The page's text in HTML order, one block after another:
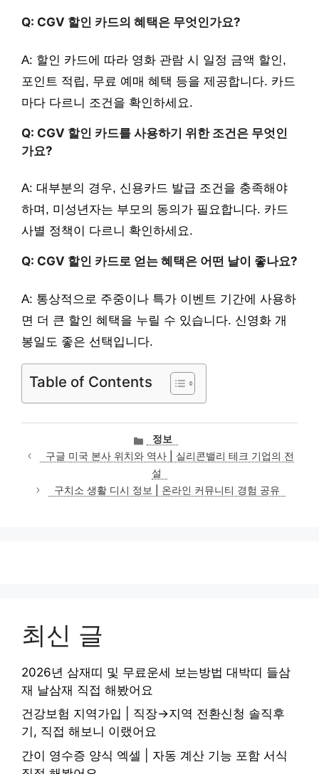
Q: CGV 할인 카드의 혜택은 무엇인가요?
A: 할인 카드에 따라 영화 관람 시 일정 금액 할인,
포인트 적립, 무료 예매 혜택 등을 제공합니다. 카드
마다 다르니 조건을 확인하세요.
Q: CGV 할인 카드를 사용하기 위한 조건은 무엇인
가요?
A: 대부분의 경우, 신용카드 발급 조건을 충족해야
하며, 미성년자는 부모의 동의가 필요합니다. 카드
사별 정책이 다르니 확인하세요.
Q: CGV 할인 카드로 얻는 혜택은 어떤 날이 좋나요?
A: 통상적으로 주중이나 특가 이벤트 기간에 사용하
면 더 큰 할인 혜택을 누릴 수 있습니다. 신영화 개
봉일도 좋은 선택입니다.
Table of Contents
카
테
고
리
정보
구글 미국 본사 위치와 역사 | 실리콘밸리 테크 기업의 전
설
구치소 생활 디시 정보 | 온라인 커뮤니티 경험 공유
최신 글
2026년 삼재띠 및 무료운세 보는방법 대박띠 들삼
재 날삼재 직접 해봤어요
건강보험 지역가입 | 직장→지역 전환신청 솔직후
기, 직접 해보니 이랬어요
간이 영수증 양식 엑셀 | 자동 계산 기능 포함 서식